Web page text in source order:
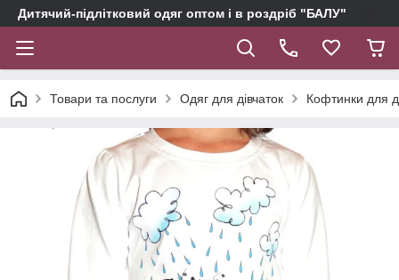
Дитячий-підлітковий одяг оптом і в роздріб "БАЛУ"
Товари та послуги Одяг для дівчаток Кофтинки для